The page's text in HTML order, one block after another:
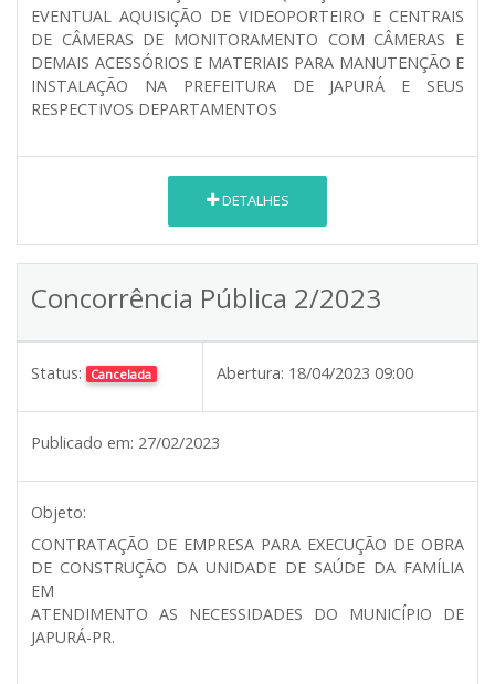
EVENTUAL AQUISIÇÃO DE VIDEOPORTEIRO E CENTRAIS
DE CÂMERAS DE MONITORAMENTO COM CÂMERAS E
DEMAIS ACESSÓRIOS E MATERIAIS PARA MANUTENÇÃO E
INSTALAÇÃO NA PREFEITURA DE JAPURÁ E SEUS
RESPECTIVOS DEPARTAMENTOS
DETALHES
Concorrência Pública 2/2023
Status: Cancelada Abertura: 18/04/2023 09:00
Publicado em: 27/02/2023
Objeto:
CONTRATAÇÃO DE EMPRESA PARA EXECUÇÃO DE OBRA
DE CONSTRUÇÃO DA UNIDADE DE SAÚDE DA FAMÍLIA
EM
ATENDIMENTO AS NECESSIDADES DO MUNICÍPIO DE
JAPURÁ-PR.